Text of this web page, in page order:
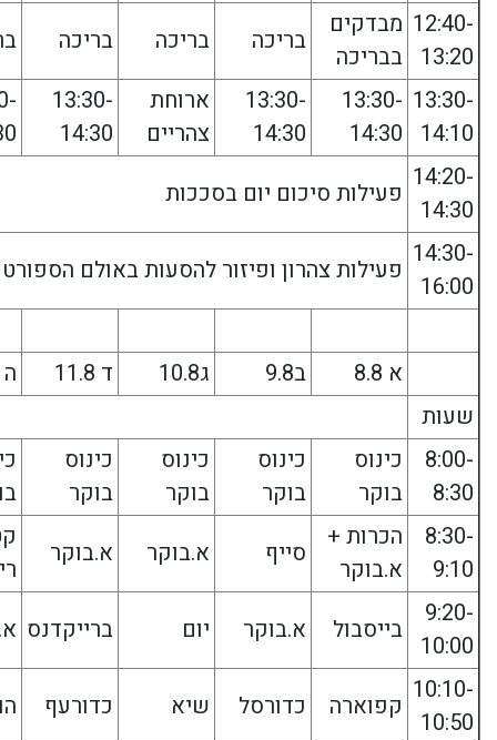
12:40-
13:20
מבדקים
בבריכה
בריכה בריכה בריכה
13:30-
14:10
13:30-
14:30
13:30-
14:30
ארוחת
צהריים
13:30-
14:30
14:20-
14:30
פעילות סיכום יום בסככות
14:30-
16:00
פעילות צהרון ופיזור להסעות באולם הספורט
א 8.8 ב9.8 ג10.8 ד 11.8
ה 12.8
שעות
8:00-
8:30
כינוס
בוקר
כינוס
בוקר
כינוס
בוקר
כינוס
בוקר
8:30-
9:10
הכרות +
א.בוקר
סייף א.בוקר א.בוקר
9:20-
10:00
בייסבול א.בוקר יום ברייקדנס
10:10-
10:50
קפוארה כדורסל שיא כדורעף